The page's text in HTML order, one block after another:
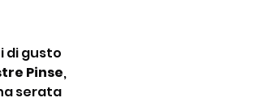
di gusto
Pinse,
serata